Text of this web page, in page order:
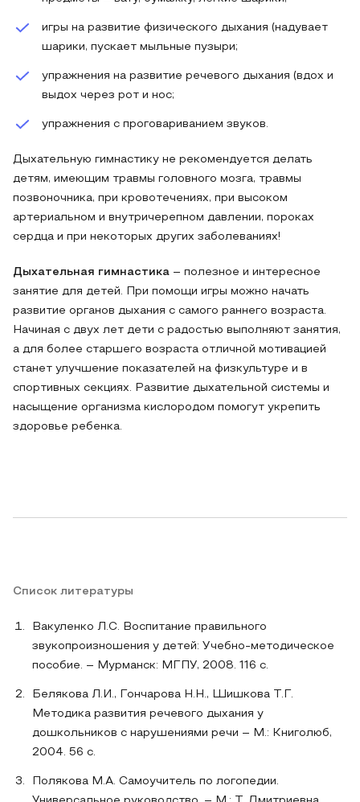
игры на развитие физического дыхания (надувает
шарики, пускает мыльные пузыри;
упражнения на развитие речевого дыхания (вдох и
выдох через рот и нос;
упражнения с проговариванием звуков.
Дыхательную гимнастику не рекомендуется делать
детям, имеющим травмы головного мозга, травмы
позвоночника, при кровотечениях, при высоком
артериальном и внутричерепном давлении, пороках
сердца и при некоторых других заболеваниях!
Дыхательная гимнастика – полезное и интересное
занятие для детей. При помощи игры можно начать
развитие органов дыхания с самого раннего возраста.
Начиная с двух лет дети с радостью выполняют занятия,
а для более старшего возраста отличной мотивацией
станет улучшение показателей на физкультуре и в
спортивных секциях. Развитие дыхательной системы и
насыщение организма кислородом помогут укрепить
здоровье ребенка.
Список литературы
Вакуленко Л.С. Воспитание правильного
звукопроизношения у детей: Учебно-методическое
пособие. – Мурманск: МГПУ, 2008. 116 с.
Белякова Л.И., Гончарова Н.Н., Шишкова Т.Г.
Методика развития речевого дыхания у
дошкольников с нарушениями речи – М.: Книголюб,
2004. 56 с.
Полякова М.А. Самоучитель по логопедии.